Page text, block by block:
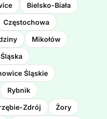
Bielsko-Biała
Częstochowa
Mikołów
Śląskie
Rybnik
Zdrój Żory